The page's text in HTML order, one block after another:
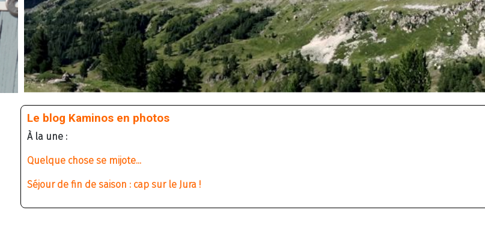
Le blog Kaminos en photos
À la une :
Quelque chose se mijote...
Séjour de fin de saison : cap sur le Jura !